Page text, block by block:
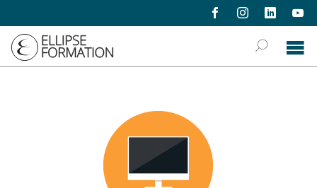
formations › communication formateurs communication